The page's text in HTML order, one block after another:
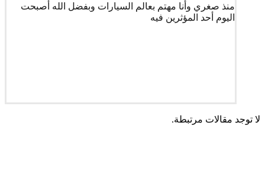
منذ صغري وأنا مهتم بعالم السيارات وبفضل الله أصبحت
اليوم أحد المؤثرين فيه
لا توجد مقالات مرتبطة.